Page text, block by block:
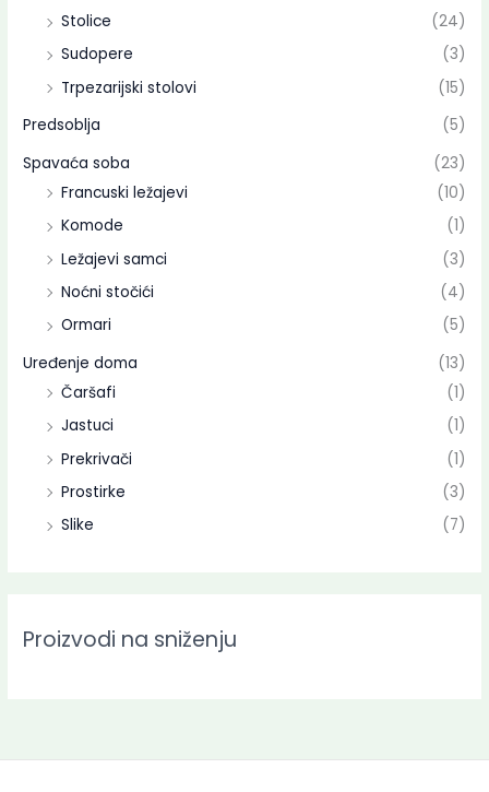
Stolice
(24)
Sudopere
(3)
Trpezarijski stolovi
(15)
Predsoblja
(5)
Spavaća soba
(23)
Francuski ležajevi
(10)
Komode
(1)
Ležajevi samci
(3)
Noćni stočići
(4)
Ormari
(5)
Uređenje doma
(13)
Čaršafi
(1)
Jastuci
(1)
Prekrivači
(1)
Prostirke
(3)
Slike
(7)
Proizvodi na sniženju